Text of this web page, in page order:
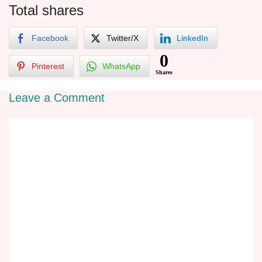
Total shares
Facebook Twitter/X LinkedIn
Pinterest WhatsApp 0
Shares
Leave a Comment